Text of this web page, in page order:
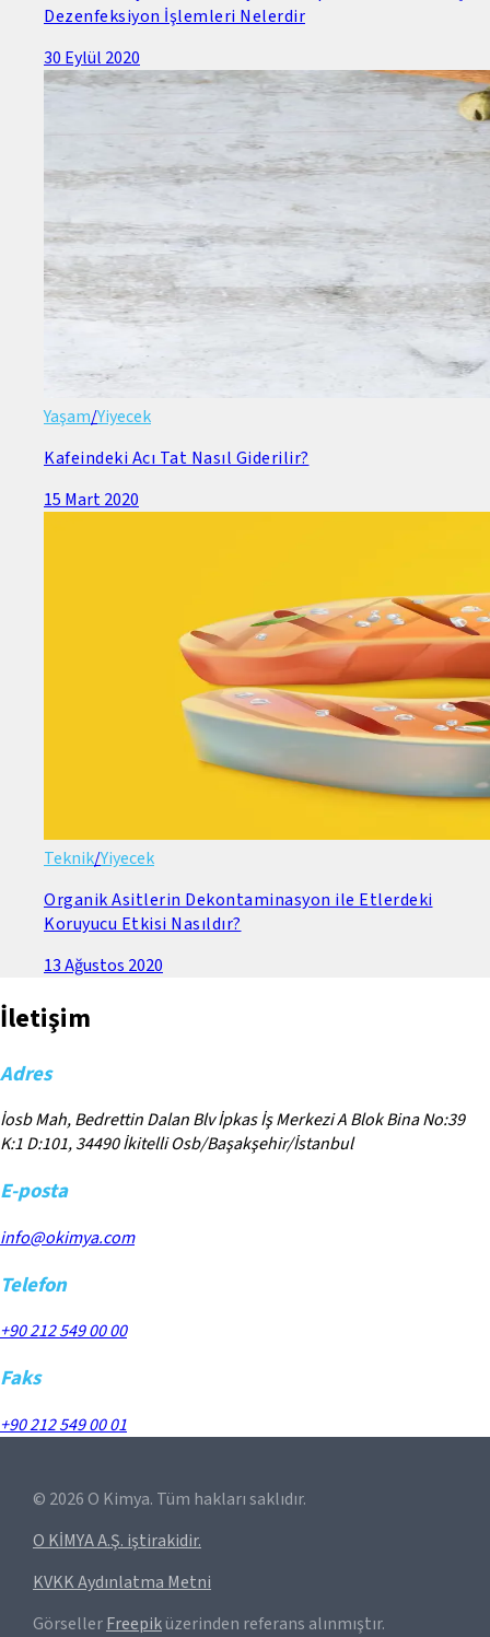
Dezenfeksiyon İşlemleri Nelerdir
30 Eylül 2020
Yaşam/Yiyecek
Kafeindeki Acı Tat Nasıl Giderilir?
15 Mart 2020
Teknik/Yiyecek
Organik Asitlerin Dekontaminasyon ile Etlerdeki
Koruyucu Etkisi Nasıldır?
13 Ağustos 2020
İletişim
Adres
İosb Mah, Bedrettin Dalan Blv İpkas İş Merkezi A Blok Bina No:39
K:1 D:101, 34490 İkitelli Osb/Başakşehir/İstanbul
E-posta
info@okimya.com
Telefon
+90 212 549 00 00
Faks
+90 212 549 00 01
© 2026 O Kimya. Tüm hakları saklıdır.
O KİMYA A.Ş. iştirakidir.
KVKK Aydınlatma Metni
GörsellerFreepiküzerinden referans alınmıştır.